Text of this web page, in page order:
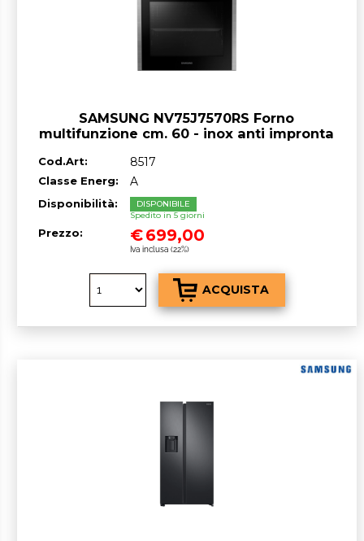
SAMSUNG NV75J7570RS Forno
multifunzione cm. 60 - inox anti impronta
Cod.Art: 8517
Classe Energ: A
Disponibilità:
DISPONIBILE
Spedito in 5 giorni
Prezzo: €699,00
Iva inclusa (22%)